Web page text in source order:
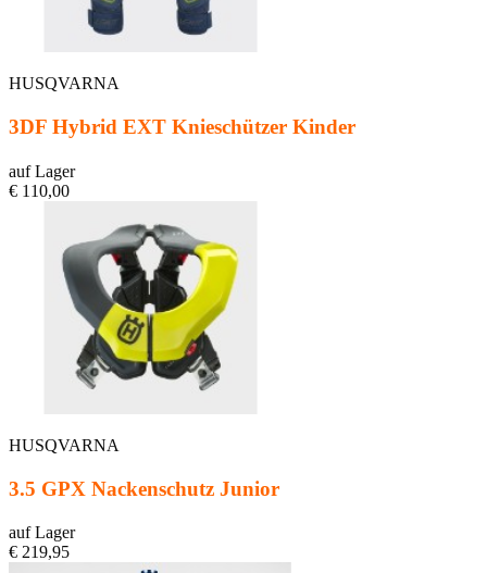
HUSQVARNA
3DF Hybrid EXT Knieschützer Kinder
auf Lager
€ 110,00
HUSQVARNA
3.5 GPX Nackenschutz Junior
auf Lager
€ 219,95